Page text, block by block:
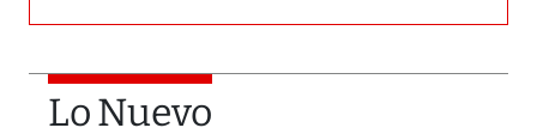
Lo Nuevo